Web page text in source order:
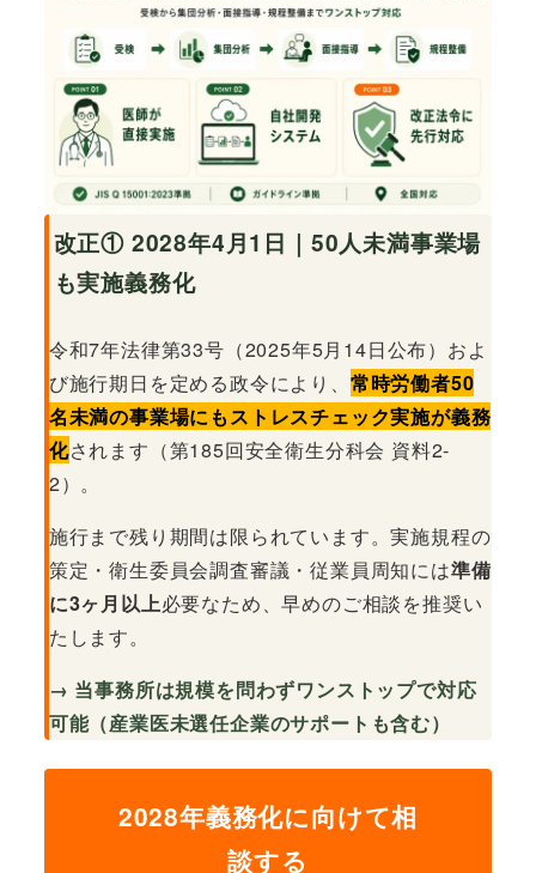
改正① 2028年4月1日｜50人未満事業場
も実施義務化
令和7年法律第33号（2025年5月14日公布）およ
び施行期日を定める政令により、 常時労働者50
名未満の事業場にもストレスチェック実施が義務
化されます（第185回安全衛生分科会 資料2-
2）。
施行まで残り期間は限られています。実施規程の
策定・衛生委員会調査審議・従業員周知には準備
に3ヶ月以上必要なため、早めのご相談を推奨い
たします。
→ 当事務所は規模を問わずワンストップで対応
可能（産業医未選任企業のサポートも含む）
2028年義務化に向けて相
談する